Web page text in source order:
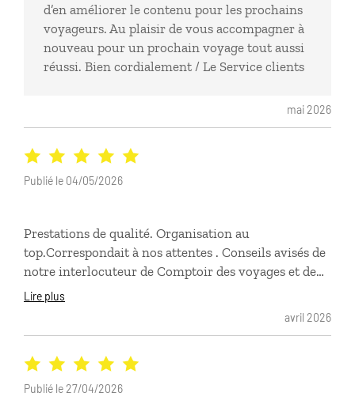
mai 2026
d’en améliorer le contenu pour les prochains
voyageurs. Au plaisir de vous accompagner à
nouveau pour un prochain voyage tout aussi
réussi. Bien cordialement / Le Service clients
Prestations de qualité. Organisation au
top.Correspondait à nos attentes . Conseils avisés de
notre interlocuteur de Comptoir des voyages et de
l’interlocuteur local
Lire plus
avril 2026
Publié le 04/05/2026
Publié le 27/04/2026